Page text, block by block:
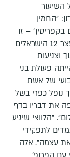
השיעור
"החמין
– זו
הכותרת. "עבור אשת התקשורת הדתייה, מעצר 12 הישראלים
וצניעות
פעולת בני
של אשת
נופל כפרי בשל
את דבריו בדף
"הלוואי שיגיע
מועמדים לתפקידי
את עצמה". אלה